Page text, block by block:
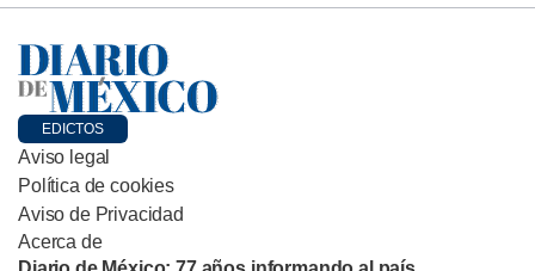
EDICTOS
Aviso legal
Política de cookies
Aviso de Privacidad
Acerca de